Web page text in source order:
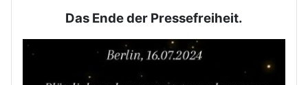
Das Ende der Pressefreiheit.